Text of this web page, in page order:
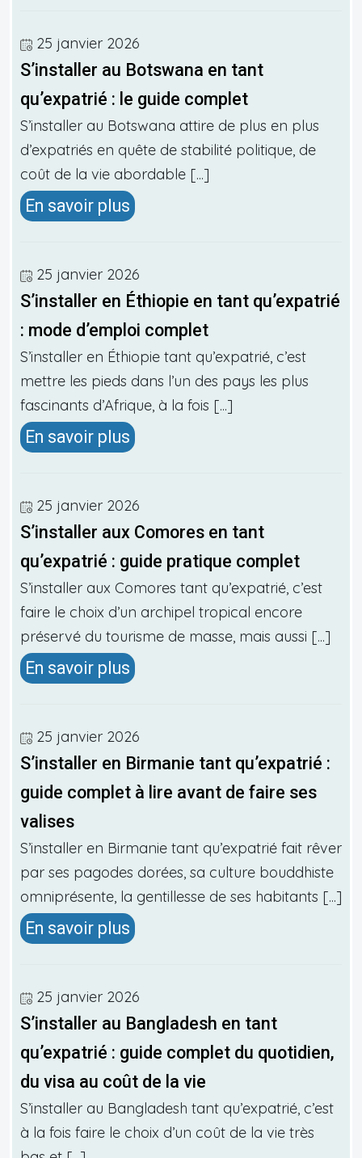
25 janvier 2026
S’installer au Botswana en tant
qu’expatrié : le guide complet
S’installer au Botswana attire de plus en plus
d’expatriés en quête de stabilité politique, de
coût de la vie abordable [...]
En savoir plus
25 janvier 2026
S’installer en Éthiopie en tant qu’expatrié
: mode d’emploi complet
S’installer en Éthiopie tant qu’expatrié, c’est
mettre les pieds dans l’un des pays les plus
fascinants d’Afrique, à la fois [...]
En savoir plus
25 janvier 2026
S’installer aux Comores en tant
qu’expatrié : guide pratique complet
S’installer aux Comores tant qu’expatrié, c’est
faire le choix d’un archipel tropical encore
préservé du tourisme de masse, mais aussi [...]
En savoir plus
25 janvier 2026
S’installer en Birmanie tant qu’expatrié :
guide complet à lire avant de faire ses
valises
S’installer en Birmanie tant qu’expatrié fait rêver
par ses pagodes dorées, sa culture bouddhiste
omniprésente, la gentillesse de ses habitants [...]
En savoir plus
25 janvier 2026
S’installer au Bangladesh en tant
qu’expatrié : guide complet du quotidien,
du visa au coût de la vie
S’installer au Bangladesh tant qu’expatrié, c’est
à la fois faire le choix d’un coût de la vie très